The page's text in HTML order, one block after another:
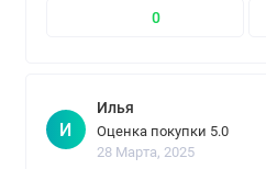
0
И
Илья
Оценка покупки 5.0
28 Марта, 2025